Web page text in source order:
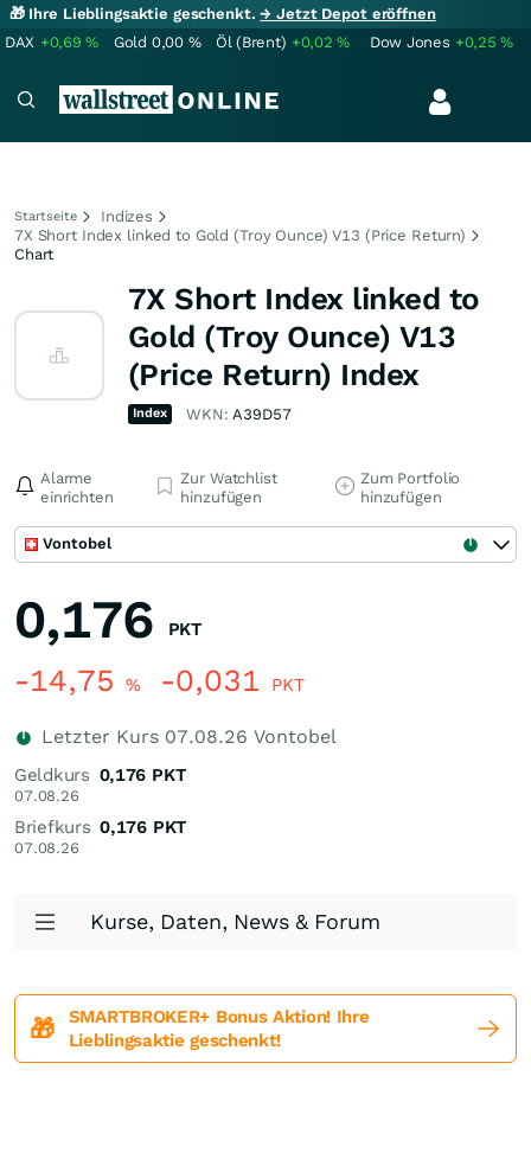
🎁 Ihre Lieblingsaktie geschenkt.→ Jetzt Depot eröffnen
DAX +0,69% Gold 0,00 % Öl (Brent) +0,02% Dow Jones +0,25%
Startseite
Indizes
7X Short Index linked to Gold (Troy Ounce) V13 (Price Return)
Chart
7X Short Index linked to
Gold (Troy Ounce) V13
(Price Return) Index
Index WKN:A39D57
Alarme
einrichten
Zur Watchlist
hinzufügen
Zum Portfolio
hinzufügen
Vontobel
0,176 PKT
-14,75 % -0,031 PKT
Letzter Kurs 07.08.26 Vontobel
Geldkurs
07.08.26
0,176 PKT
Briefkurs
07.08.26
0,176 PKT
Kurse, Daten, News & Forum
🎁
SMARTBROKER+ Bonus Aktion! Ihre
Lieblingsaktie geschenkt!